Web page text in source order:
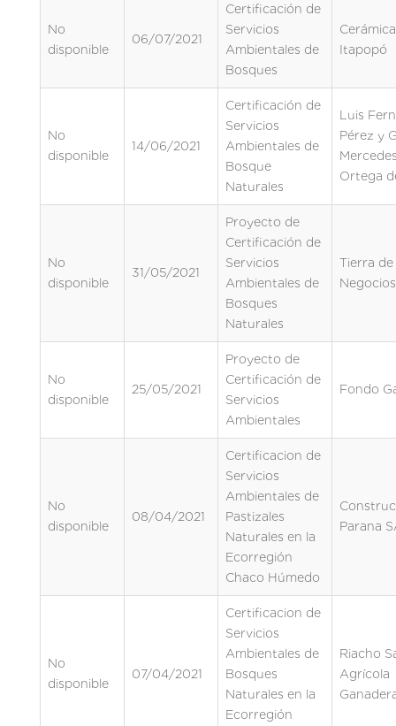
No
disponible
06/07/2021
Certificación de
Servicios
Ambientales de
Bosques
Cerámica
Itapopó
No
disponible
14/06/2021
Certificación de
Servicios
Ambientales de
Bosque
Naturales
Luis
Pérez y
Ortega
No
disponible
31/05/2021
Proyecto de
Certificación de
Servicios
Ambientales de
Bosques
Naturales
Tierra de
No
disponible
25/05/2021
Proyecto de
Certificación de
Servicios
Ambientales
Fondo
No
disponible
08/04/2021
Certificacion de
Servicios
Ambientales de
Pastizales
Naturales en la
Ecorregión
Chaco Húmedo
Parana
No
disponible
07/04/2021
Certificacion de
Servicios
Ambientales de
Bosques
Naturales en la
Ecorregión
Riacho
Agrícola